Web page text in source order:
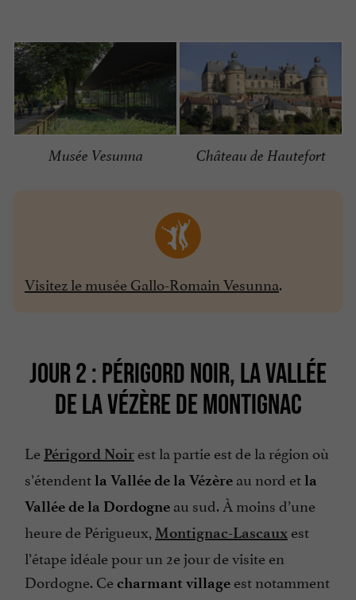
Musée Vesunna Château de Hautefort
Visitez le musée Gallo-Romain Vesunna.
JOUR 2 : PÉRIGORD NOIR, LA VALLÉE
DE LA VÉZÈRE DE MONTIGNAC
Le Périgord Noir est la partie est de la région où
s’étendentla Vallée de la Vézère au nord etla
Vallée de la Dordogne au sud. À moins d’une
heure de Périgueux, Montignac-Lascaux est
l’étape idéale pour un 2e jour de visite en
Dordogne. Cecharmant village est notamment